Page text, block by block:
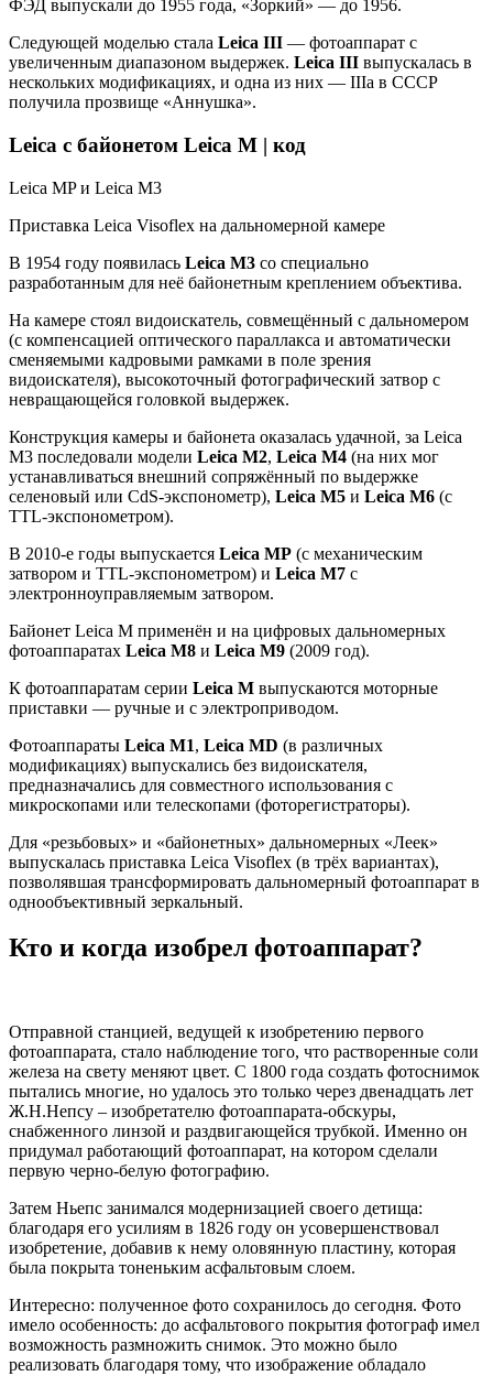
ФЭД выпускали до 1955 года, «Зоркий» — до 1956.
Следующей моделью стала Leica III — фотоаппарат с
увеличенным диапазоном выдержек. Leica III выпускалась в
нескольких модификациях, и одна из них — IIIа в СССР
получила прозвище «Аннушка».
Leica с байонетом Leica M | код
Leica MP и Leica M3
Приставка Leica Visoflex на дальномерной камере
В 1954 году появилась Leica M3 со специально
разработанным для неё байонетным креплением объектива.
На камере стоял видоискатель, совмещённый с дальномером
(с компенсацией оптического параллакса и автоматически
сменяемыми кадровыми рамками в поле зрения
видоискателя), высокоточный фотографический затвор с
невращающейся головкой выдержек.
Конструкция камеры и байонета оказалась удачной, за Leica
M3 последовали модели Leica M2, Leica M4 (на них мог
устанавливаться внешний сопряжённый по выдержке
селеновый или CdS-экспонометр), Leica M5 и Leica M6 (с
TTL-экспонометром).
В 2010-е годы выпускается Leica MP (с механическим
затвором и TTL-экспонометром) и Leica M7 с
электронноуправляемым затвором.
Байонет Leica M применён и на цифровых дальномерных
фотоаппаратах Leica M8 и Leica M9 (2009 год).
К фотоаппаратам серии Leica M выпускаются моторные
приставки — ручные и с электроприводом.
Фотоаппараты Leica M1, Leica MD (в различных
модификациях) выпускались без видоискателя,
предназначались для совместного использования с
микроскопами или телескопами (фоторегистраторы).
Для «резьбовых» и «байонетных» дальномерных «Леек»
выпускалась приставка Leica Visoflex (в трёх вариантах),
позволявшая трансформировать дальномерный фотоаппарат в
однообъективный зеркальный.
Кто и когда изобрел фотоаппарат?
Отправной станцией, ведущей к изобретению первого
фотоаппарата, стало наблюдение того, что растворенные соли
железа на свету меняют цвет. С 1800 года создать фотоснимок
пытались многие, но удалось это только через двенадцать лет
Ж.Н.Непсу – изобретателю фотоаппарата-обскуры,
снабженного линзой и раздвигающейся трубкой. Именно он
придумал работающий фотоаппарат, на котором сделали
первую черно-белую фотографию.
Затем Ньепс занимался модернизацией своего детища:
благодаря его усилиям в 1826 году он усовершенствовал
изобретение, добавив к нему оловянную пластину, которая
была покрыта тоненьким асфальтовым слоем.
Интересно: полученное фото сохранилось до сегодня. Фото
имело особенность: до асфальтового покрытия фотограф имел
возможность размножить снимок. Это можно было
реализовать благодаря тому, что изображение обладало